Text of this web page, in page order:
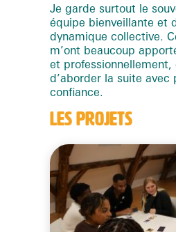
Je garde surtout le
équipe bienveillante et
dynamique collective.
m’ont beaucoup
et professionnellement,
d’aborder la suite avec
confiance.
LES PROJETS